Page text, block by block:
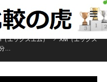
（エックスエム）
XM（エックス
…